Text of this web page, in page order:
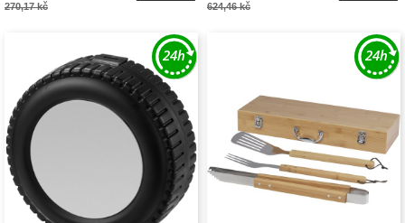
270,17 kč 624,46 kč